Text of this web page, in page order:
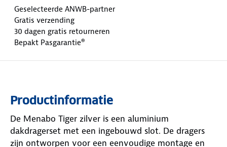
Geselecteerde ANWB-partner
Gratis verzending
30 dagen gratis retourneren
Bepakt Pasgarantie®
Productinformatie
De Menabo Tiger zilver is een aluminium
dakdragerset met een ingebouwd slot. De dragers
zijn ontworpen voor een eenvoudige montage en